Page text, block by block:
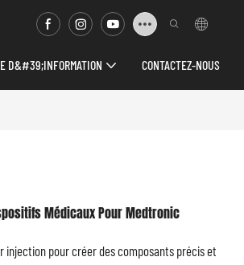
D&#39;INFORMATION CONTACTEZ-NOUS
Médicaux Pour Medtronic
injection pour créer des composants précis et